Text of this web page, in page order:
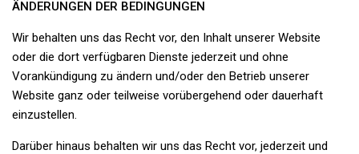
ÄNDERUNGEN DER BEDINGUNGEN
Wir behalten uns das Recht vor, den Inhalt unserer Website
oder die dort verfügbaren Dienste jederzeit und ohne
Vorankündigung zu ändern und/oder den Betrieb unserer
Website ganz oder teilweise vorübergehend oder dauerhaft
einzustellen.
Darüber hinaus behalten wir uns das Recht vor, jederzeit und